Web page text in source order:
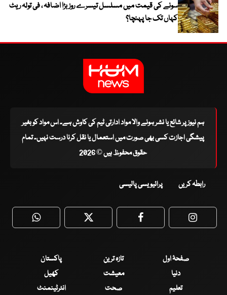
سونے کی قیمت میں مسلسل تیسرے روز بڑا اضافہ ، فی تولہ ریٹ
کہاں تک جا پہنچا؟
ہم نیوز پر شائع یا نشر ہونے والا مواد ادارتی ٹیم کی کاوش ہے۔ اس مواد کو بغیر
پیشگی اجازت کسی بھی صورت میں استعمال یا نقل کرنا درست نہیں۔ تمام
حقوق محفوظ ہیں © 2026
رابطہ کریں پرائیویسی پالیسی
WhatsApp Twitter Facebook
صفحۂ اول تازہ ترین
پاکستان
دنیا
معیشت
کھیل
تعلیم
صحت انٹرٹینمنٹ